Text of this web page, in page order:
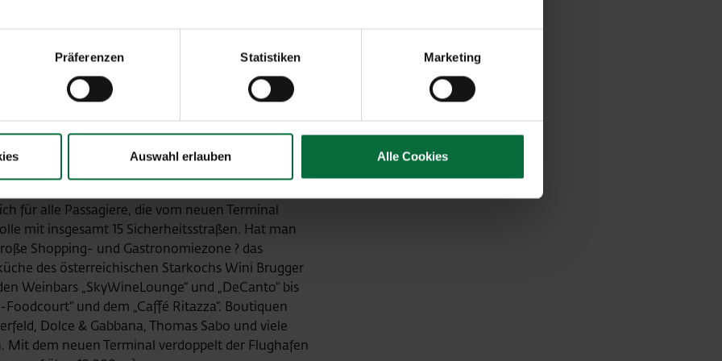
Präferenzen Statistiken Marketing
Auswahl erlauben Alle Cookies
Vorbereitungsphase voraus: Über mehrere
wie Gepäckssortieranlage und
vorbereitet und getestet. In einem viermonatigen
alle Abläufe im Terminal durchgespielt, über
85.000 Gepäcksstücke eingecheckt. Über
Partnern, wie Fluglinien, Behörden und
Terminal eingeschult.
Gourmet-Restaurants und exklusive
für alle Passagiere, die vom neuen Terminal
mit insgesamt 15 Sicherheitsstraßen. Hat man
Shopping- und Gastronomiezone ? das
des österreichischen Starkochs Wini Brugger
Weinbars „SkyWineLounge“ und „DeCanto“ bis
und dem „Caffé Ritazza“. Boutiquen
Dolce & Gabbana, Thomas Sabo und viele
Mit dem neuen Terminal verdoppelt der Flughafen